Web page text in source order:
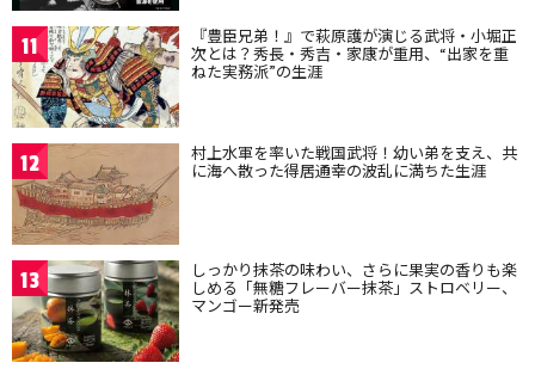
11 『豊臣兄弟！』で萩原護が演じる武将・小堀正
次とは？秀長・秀吉・家康が重用、“出家を重
ねた実務派”の生涯
12 村上水軍を率いた戦国武将！幼い弟を支え、共
に海へ散った得居通幸の波乱に満ちた生涯
13 しっかり抹茶の味わい、さらに果実の香りも楽
しめる「無糖フレーバー抹茶」ストロベリー、
マンゴー新発売